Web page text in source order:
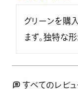
グリーンを購
まず。独特な
すべてのレビ